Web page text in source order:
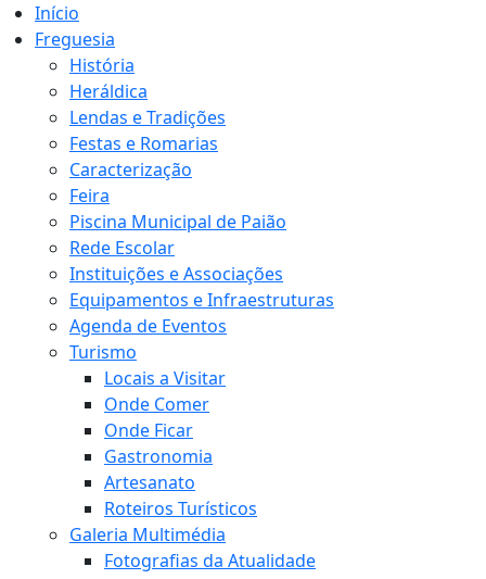
Início
Freguesia
História
Heráldica
Lendas e Tradições
Festas e Romarias
Caracterização
Feira
Piscina Municipal de Paião
Rede Escolar
Instituições e Associações
Equipamentos e Infraestruturas
Agenda de Eventos
Turismo
Locais a Visitar
Onde Comer
Onde Ficar
Gastronomia
Artesanato
Roteiros Turísticos
Galeria Multimédia
Fotografias da Atualidade